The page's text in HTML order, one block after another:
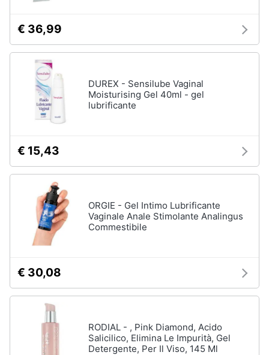
€ 36,99
DUREX - Sensilube Vaginal
Moisturising Gel 40ml - gel
lubrificante
€ 15,43
ORGIE - Gel Intimo Lubrificante
Vaginale Anale Stimolante Analingus
Commestibile
€ 30,08
RODIAL - , Pink Diamond, Acido
Salicilico, Elimina Le Impurità, Gel
Detergente, Per Il Viso, 145 Ml